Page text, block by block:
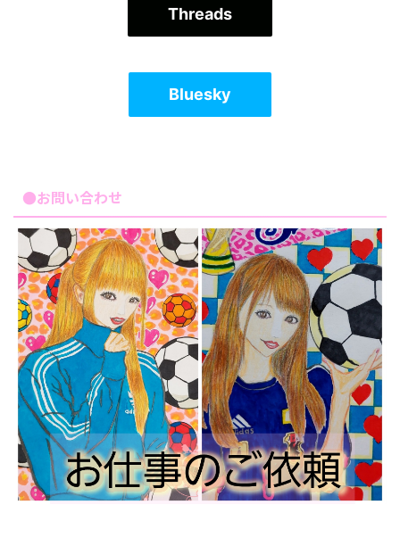
Threads
Bluesky
●お問い合わせ